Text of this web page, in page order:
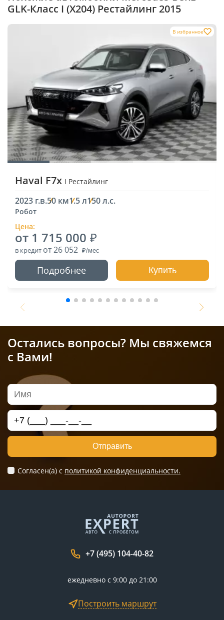
GLK-Класс I (X204) Рестайлинг 2015
В избранное
Haval F7x I Рестайлинг
2023 г.в.50 км1.5 л150 л.с.
Робот
Цена:
от 1 715 000
в кредит от 26 052
Подробнее Купить
Остались вопросы? Мы свяжемся
с Вами!
Отправить
Согласен(а) c политикой конфиденциальности.
+7 (495) 104-40-82
ежедневно с 9:00 до 21:00
Построить маршрут